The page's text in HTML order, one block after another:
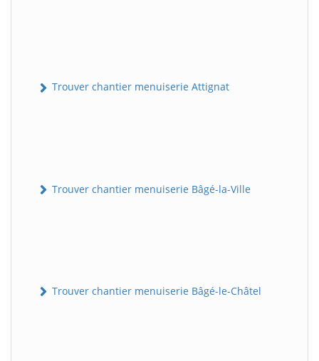
Trouver chantier menuiserie Attignat
Trouver chantier menuiserie Bâgé-la-Ville
Trouver chantier menuiserie Bâgé-le-Châtel